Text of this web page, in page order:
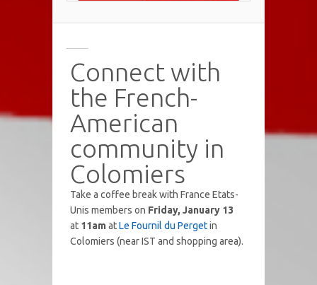
Connect with
the French-
American
community in
Colomiers
Take a coffee break with France Etats-
Unis members on Friday, January 13
at 11am atLe Fournil du Pergetin
Colomiers (near IST and shopping area).